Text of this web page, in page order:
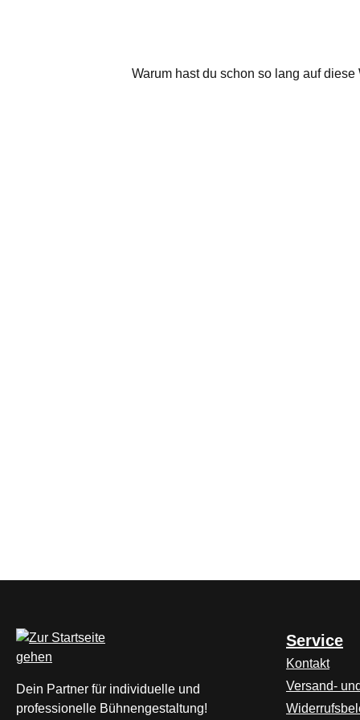
Gebt einfach beim Bestellabschluss die
Warum hast du schon so lang auf
Dein Partner für individuelle und
professionelle Bühnengestaltung!
Service
Kontakt
Versand-